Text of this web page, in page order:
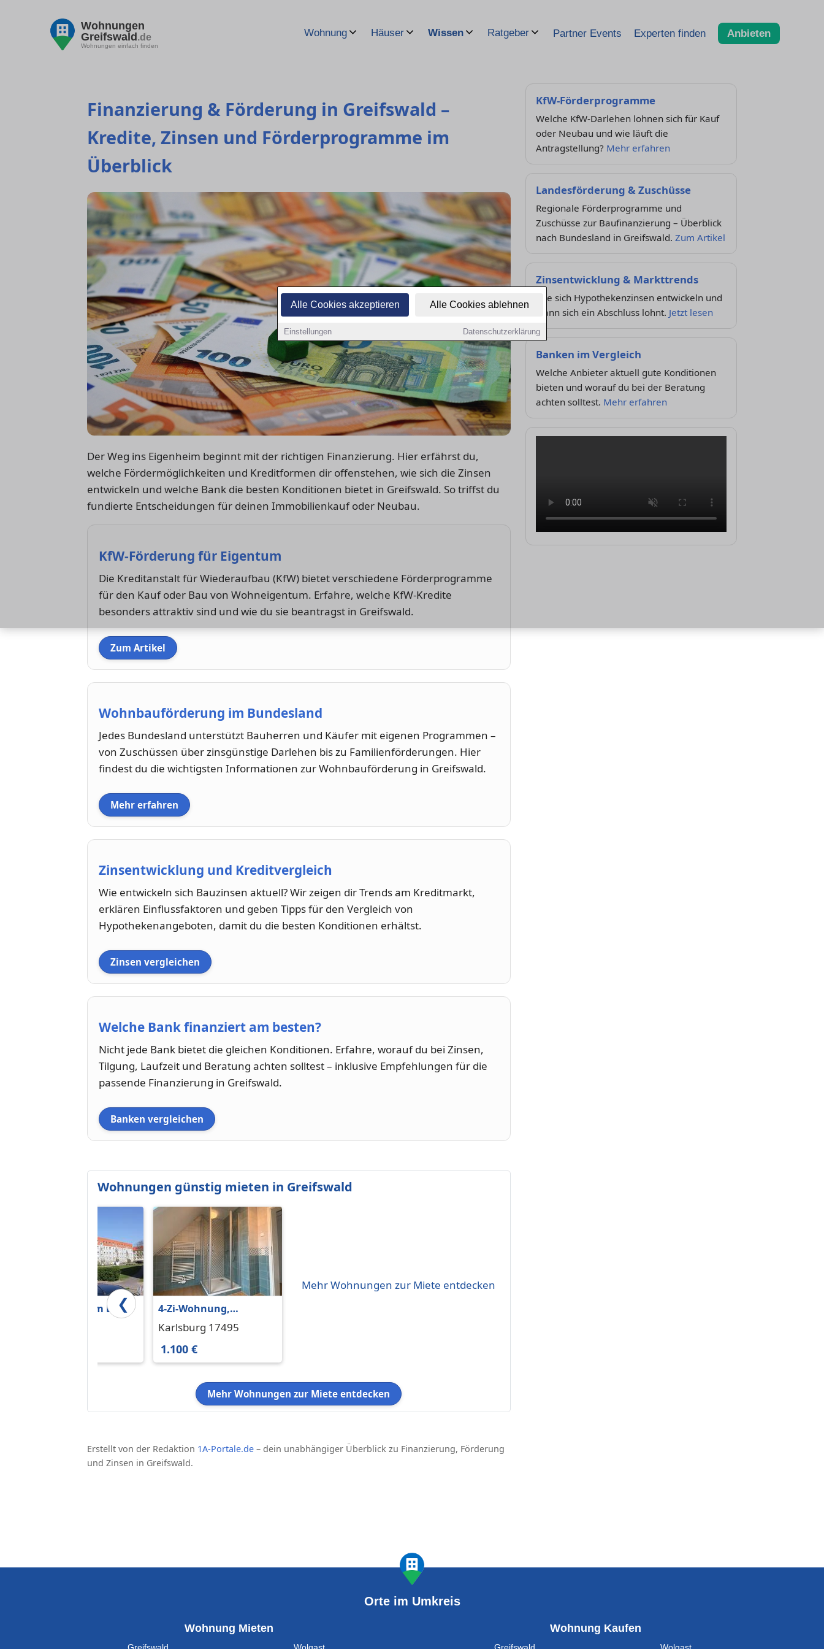
Alle Cookies akzeptieren Alle Cookies ablehnen
Einstellungen Datenschutzerklärung
Wohnungen
Greifswald.de
Wohnungen einfach finden
Wohnung Häuser Wissen Ratgeber Partner Events Experten finden Anbieten
Finanzierung & Förderung in Greifswald –
Kredite, Zinsen und Förderprogramme im
Überblick
Der Weg ins Eigenheim beginnt mit der richtigen Finanzierung. Hier erfährst du,
welche Fördermöglichkeiten und Kreditformen dir offenstehen, wie sich die Zinsen
entwickeln und welche Bank die besten Konditionen bietet in Greifswald. So triffst du
fundierte Entscheidungen für deinen Immobilienkauf oder Neubau.
KfW-Förderung für Eigentum
Die Kreditanstalt für Wiederaufbau (KfW) bietet verschiedene Förderprogramme
für den Kauf oder Bau von Wohneigentum. Erfahre, welche KfW-Kredite
besonders attraktiv sind und wie du sie beantragst in Greifswald.
Zum Artikel
Wohnbauförderung im Bundesland
Jedes Bundesland unterstützt Bauherren und Käufer mit eigenen Programmen –
von Zuschüssen über zinsgünstige Darlehen bis zu Familienförderungen. Hier
findest du die wichtigsten Informationen zur Wohnbauförderung in Greifswald.
Mehr erfahren
Zinsentwicklung und Kreditvergleich
Wie entwickeln sich Bauzinsen aktuell? Wir zeigen dir Trends am Kreditmarkt,
erklären Einflussfaktoren und geben Tipps für den Vergleich von
Hypothekenangeboten, damit du die besten Konditionen erhältst.
Zinsen vergleichen
Welche Bank finanziert am besten?
Nicht jede Bank bietet die gleichen Konditionen. Erfahre, worauf du bei Zinsen,
Tilgung, Laufzeit und Beratung achten solltest – inklusive Empfehlungen für die
passende Finanzierung in Greifswald.
Banken vergleichen
Wohnungen günstig mieten in Greifswald
❮
Wohnen auf dem Land:
4-Zi-Wohnung,
vollsaniert,
GreifswaldWolgast
Karlsburg 17495
1.100 €
Mehr Wohnungen zur Miete entdecken
Mehr Wohnungen zur Miete entdecken
Erstellt von der Redaktion 1A-Portale.de – dein unabhängiger Überblick zu Finanzierung, Förderung
und Zinsen in Greifswald.
KfW-Förderprogramme
Welche KfW-Darlehen lohnen sich für Kauf
oder Neubau und wie läuft die
Antragstellung? Mehr erfahren
Landesförderung & Zuschüsse
Regionale Förderprogramme und
Zuschüsse zur Baufinanzierung – Überblick
nach Bundesland in Greifswald. Zum Artikel
Zinsentwicklung & Markttrends
Wie sich Hypothekenzinsen entwickeln und
wann sich ein Abschluss lohnt. Jetzt lesen
Banken im Vergleich
Welche Anbieter aktuell gute Konditionen
bieten und worauf du bei der Beratung
achten solltest. Mehr erfahren
Orte im Umkreis
Wohnung Mieten Wohnung Kaufen